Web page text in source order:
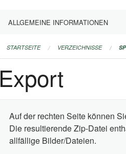
ALLGEMEINE INFORMATIONEN
STARTSEITE VERZEICHNISSE
Export
Auf der rechten Seite können
Die resultierende Zip-Datei
allfällige Bilder/Dateien.